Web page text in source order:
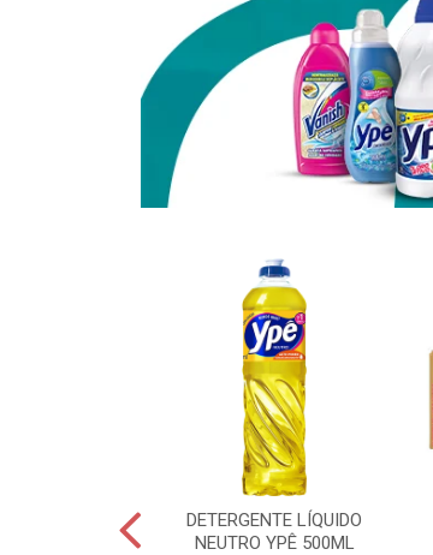
DETERGENTE LÍQUIDO
NEUTRO YPÊ 500ML